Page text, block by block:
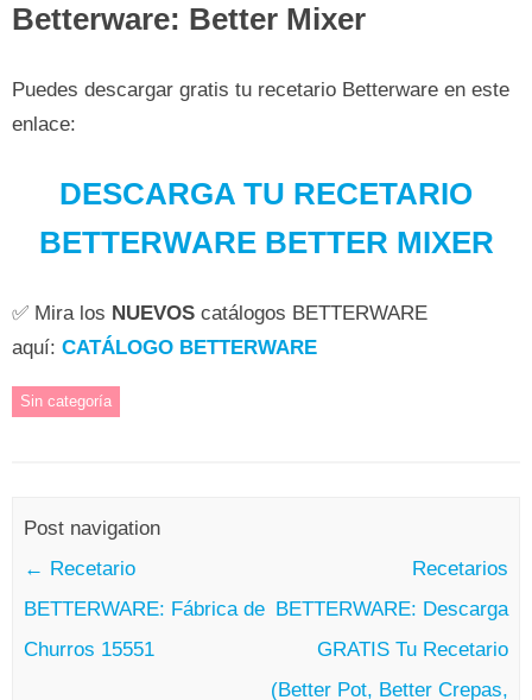
Betterware: Better Mixer
Puedes descargar gratis tu recetario Betterware en este
enlace:
DESCARGA TU RECETARIO
BETTERWARE BETTER MIXER
✅ Mira los NUEVOS catálogos BETTERWARE
aquí: CATÁLOGO BETTERWARE
Sin categoría
Post navigation
← Recetario
BETTERWARE: Fábrica de
Churros 15551
Recetarios
BETTERWARE: Descarga
GRATIS Tu Recetario
(Better Pot, Better Crepas,